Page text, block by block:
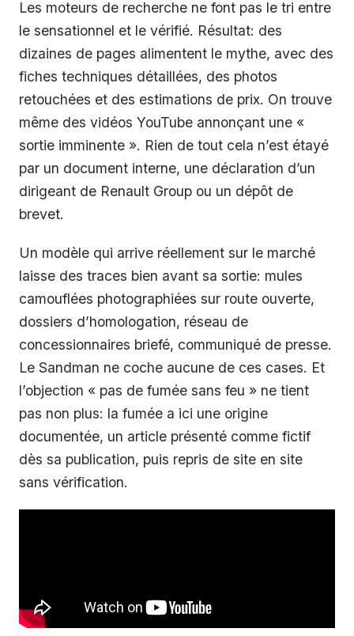
Les moteurs de recherche ne font pas le tri entre
le sensationnel et le vérifié. Résultat: des
dizaines de pages alimentent le mythe, avec des
fiches techniques détaillées, des photos
retouchées et des estimations de prix. On trouve
même des vidéos YouTube annonçant une «
sortie imminente ». Rien de tout cela n’est étayé
par un document interne, une déclaration d’un
dirigeant de Renault Group ou un dépôt de
brevet.
Un modèle qui arrive réellement sur le marché
laisse des traces bien avant sa sortie: mules
camouflées photographiées sur route ouverte,
dossiers d’homologation, réseau de
concessionnaires briefé, communiqué de presse.
Le Sandman ne coche aucune de ces cases. Et
l’objection « pas de fumée sans feu » ne tient
pas non plus: la fumée a ici une origine
documentée, un article présenté comme fictif
dès sa publication, puis repris de site en site
sans vérification.